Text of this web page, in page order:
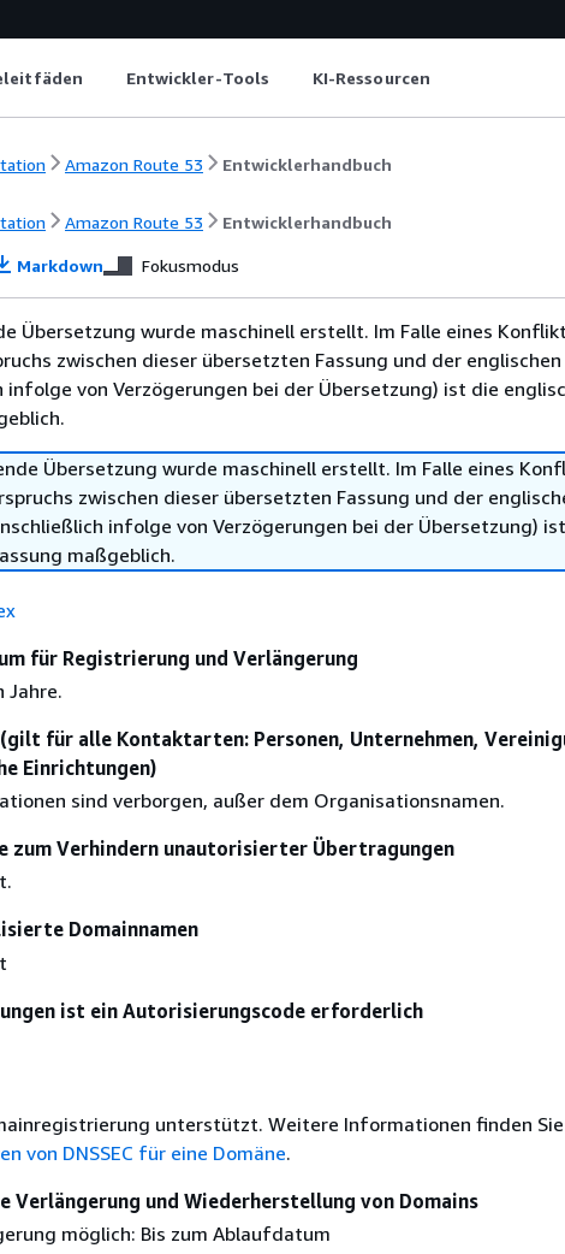
Entwickler-Tools KI-Ressourcen
Amazon Route 53 Entwicklerhandbuch
Amazon Route 53 Entwicklerhandbuch
Markdown Fokusmodus
Übersetzung wurde maschinell erstellt. Im Falle eines
zwischen dieser übersetzten Fassung und der englischen
infolge von Verzögerungen bei der Übersetzung) ist die
Übersetzung wurde maschinell erstellt. Im Falle eines
zwischen dieser übersetzten Fassung und der
infolge von Verzögerungen bei der Übersetzung)
maßgeblich.
für Registrierung und Verlängerung
Jahre.
für alle Kontaktarten: Personen, Unternehmen,
Einrichtungen)
sind verborgen, außer dem Organisationsnamen.
zum Verhindern unautorisierter Übertragungen
Domainnamen
ist ein Autorisierungscode erforderlich
unterstützt. Weitere Informationen finden
von DNSSEC für eine Domäne.
Verlängerung und Wiederherstellung von Domains
möglich: Bis zum Ablaufdatum